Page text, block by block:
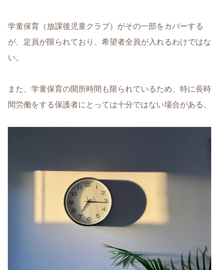
学童保育（放課後児童クラブ）がその一部をカバーする
が、定員が限られており、希望者全員が入れるわけではな
い。
また、学童保育の開所時間も限られているため、特に長時
間労働をする保護者にとっては十分ではない場合がある。